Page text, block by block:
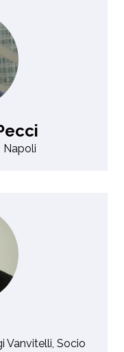
Napoli
Vanvitelli, Socio